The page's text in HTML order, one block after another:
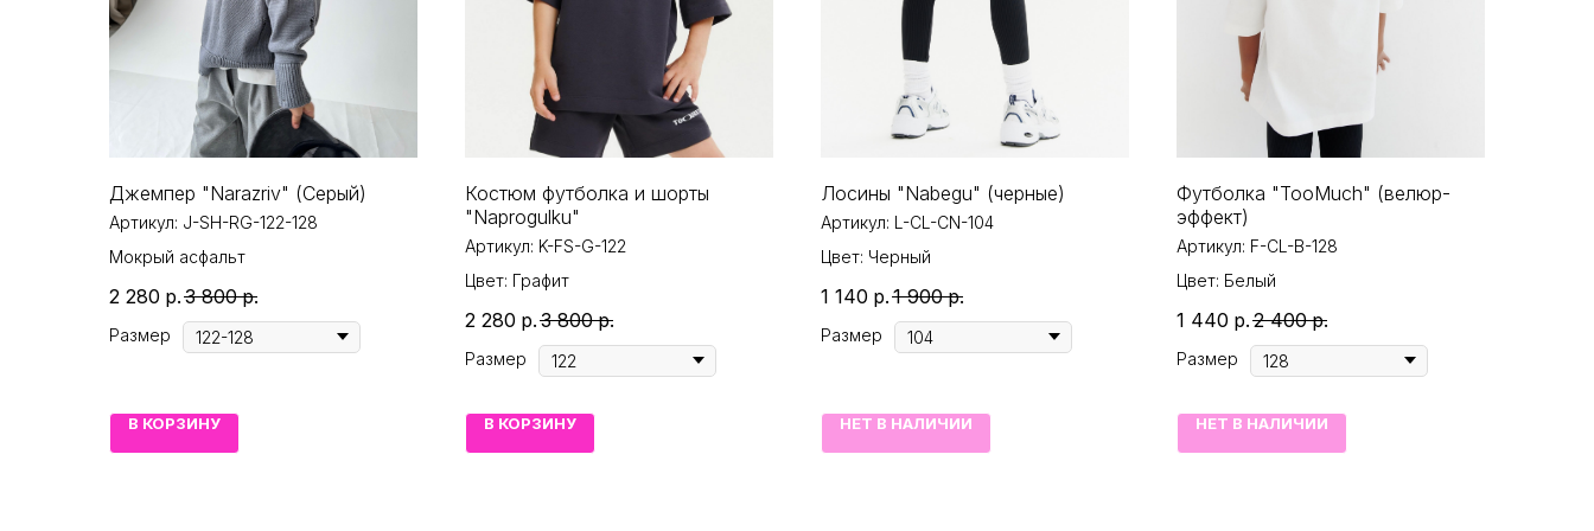
Джемпер "Narazriv" (Серый)
Артикул: J-SH-RG-122-128
Мокрый асфальт
2 280 р. 3 800 р.
Размер
В КОРЗИНУ
Костюм футболка и шорты
"Naprogulku"
Артикул: K-FS-G-122
Цвет: Графит
2 280 р. 3 800 р.
Размер
В КОРЗИНУ
Лосины "Nabegu" (черные)
Артикул: L-CL-CN-104
Цвет: Черный
1 140 р. 1 900 р.
Размер
НЕТ В НАЛИЧИИ
Футболка "TooMuch" (велюр-
эффект)
Артикул: F-CL-B-128
Цвет: Белый
1 440 р. 2 400 р.
Размер
НЕТ В НАЛИЧИИ